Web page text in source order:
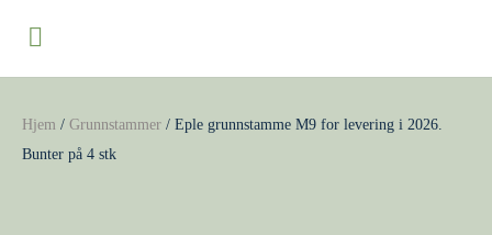
Hjem / Grunnstammer / Eple grunnstamme M9 for levering i 2026.
Bunter på 4 stk